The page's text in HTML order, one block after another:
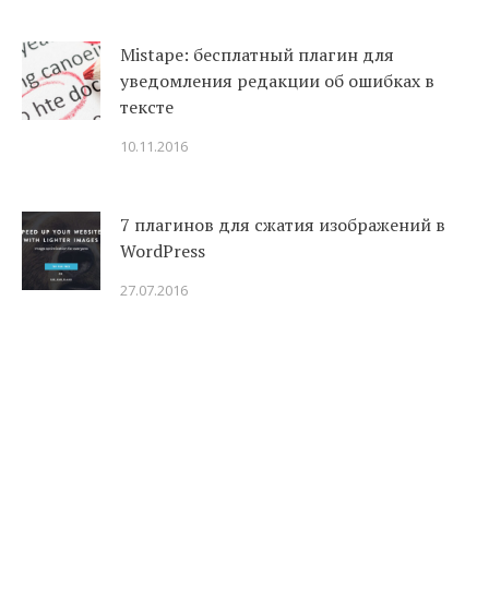
Mistape: бесплатный плагин для
уведомления редакции об ошибках в
тексте
10.11.2016
7 плагинов для сжатия изображений в
WordPress
27.07.2016